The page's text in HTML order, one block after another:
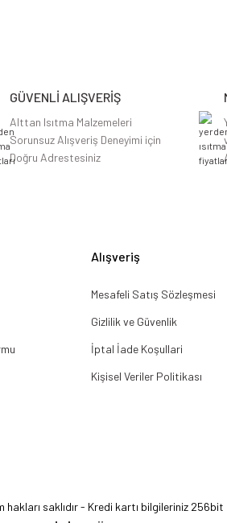
GÜVENLİ ALIŞVERİŞ
Alttan Isıtma Malzemeleri
Sorunsuz Alışveriş Deneyimi için
Doğru Adrestesiniz
Alışveriş
Mesafeli Satış Sözleşmesi
Gizlilik ve Güvenlik
İptal İade Koşullari
Kişisel Veriler Politikası
hakları saklıdır - Kredi kartı bilgileriniz